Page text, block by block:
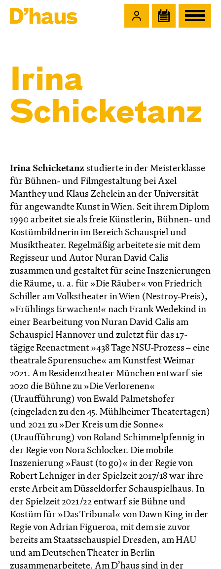
Irina
Schicketanz
Irina Schicketanz studierte in der Meisterklasse
für Bühnen- und Filmgestaltung bei Axel
Manthey und Klaus Zehelein an der Universität
für angewandte Kunst in Wien. Seit ihrem Diplom
1990 arbeitet sie als freie Künstlerin, Bühnen- und
Kostümbildnerin im Bereich Schauspiel und
Musiktheater. Regelmäßig arbeitete sie mit dem
Regisseur und Autor Nuran David Calis
zusammen und gestaltet für seine Inszenierungen
die Räume, u. a. für »Die Räuber« von Friedrich
Schiller am Volkstheater in Wien (Nestroy-Preis),
»Frühlings Erwachen!« nach Frank Wedekind in
einer Bearbeitung von Nuran David Calis am
Schauspiel Hannover und zuletzt für das 17-
tägige Reenactment »438 Tage NSU-Prozess – eine
theatrale Spurensuche« am Kunstfest Weimar
2021. Am Residenztheater München entwarf sie
2020 die Bühne zu »Die Verlorenen«
(Uraufführung) von Ewald Palmetshofer
(eingeladen zu den 45. Mühlheimer Theatertagen)
und 2021 zu »Der Kreis um die Sonne«
(Uraufführung) von Roland Schimmelpfennig in
der Regie von Nora Schlocker. Die mobile
Inszenierung »Faust (to go)« in der Regie von
Robert Lehniger in der Spielzeit 2017/18 war ihre
erste Arbeit am Düsseldorfer Schauspielhaus. In
der Spielzeit 2021/22 entwarf sie Bühne und
Kostüm für »Das Tribunal« von Dawn King in der
Regie von Adrian Figueroa, mit dem sie zuvor
bereits am Staatsschauspiel Dresden, am HAU
und am Deutschen Theater in Berlin
zusammenarbeitete. Am D’haus sind in der